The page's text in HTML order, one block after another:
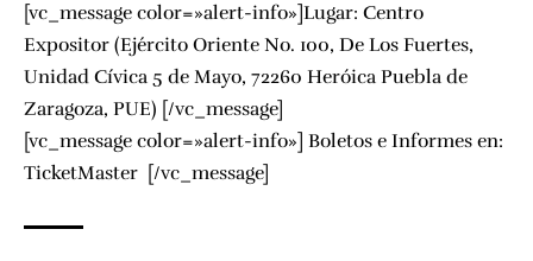
[vc_message color=»alert-info»]Lugar: Centro
Expositor (Ejército Oriente No. 100, De Los Fuertes,
Unidad Cívica 5 de Mayo, 72260 Heróica Puebla de
Zaragoza, PUE) [/vc_message]
[vc_message color=»alert-info»] Boletos e Informes en:
TicketMaster [/vc_message]